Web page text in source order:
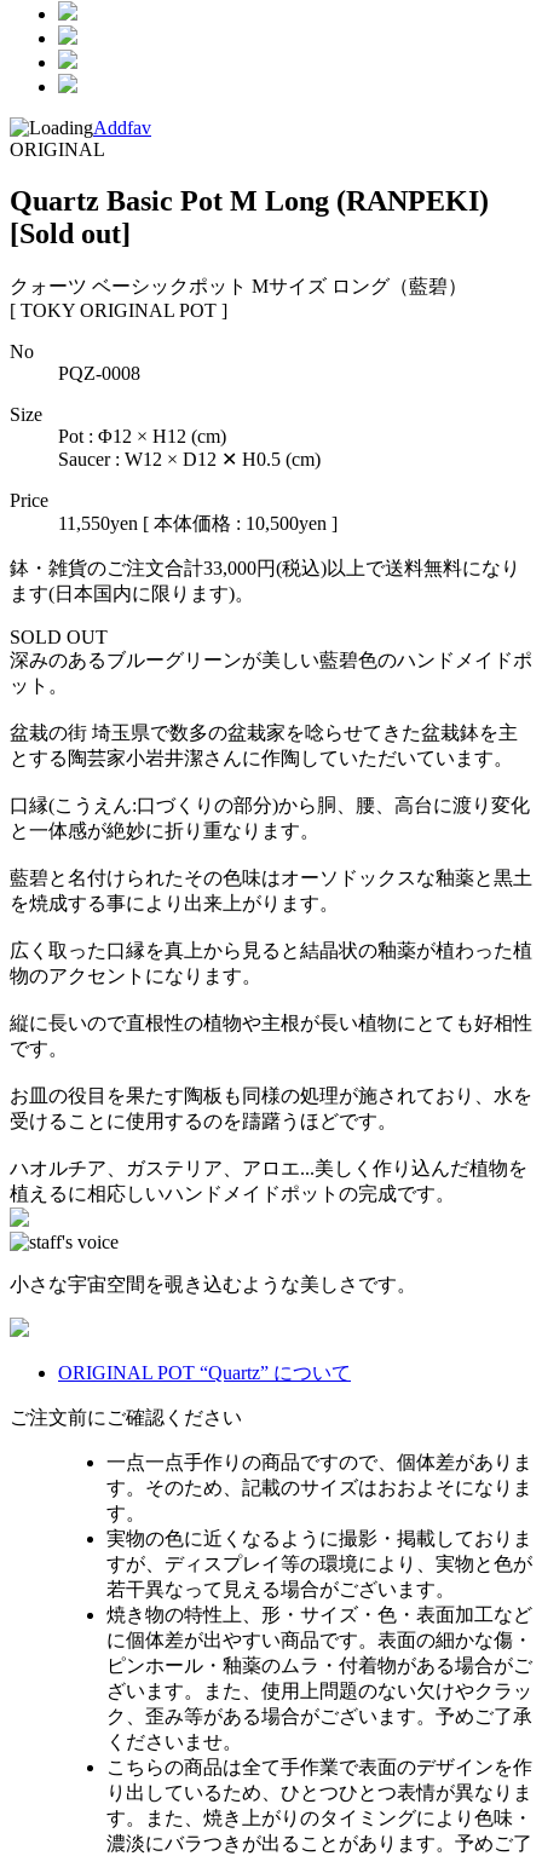
Addfav
ORIGINAL
Quartz Basic Pot M Long (RANPEKI)
[Sold out]
クォーツ ベーシックポット Mサイズ ロング（藍碧）
[ TOKY ORIGINAL POT ]
No
PQZ-0008
Size
Pot : Φ12 × H12 (cm)
Saucer : W12 × D12 ✕ H0.5 (cm)
Price
11,550yen [ 本体価格 : 10,500yen ]
鉢・雑貨のご注文合計33,000円(税込)以上で送料無料になり
ます(日本国内に限ります)。
SOLD OUT
深みのあるブルーグリーンが美しい藍碧色のハンドメイドポ
ット。
盆栽の街 埼玉県で数多の盆栽家を唸らせてきた盆栽鉢を主
とする陶芸家小岩井潔さんに作陶していただいています。
口縁(こうえん:口づくりの部分)から胴、腰、高台に渡り変化
と一体感が絶妙に折り重なります。
藍碧と名付けられたその色味はオーソドックスな釉薬と黒土
を焼成する事により出来上がります。
広く取った口縁を真上から見ると結晶状の釉薬が植わった植
物のアクセントになります。
縦に長いので直根性の植物や主根が長い植物にとても好相性
です。
お皿の役目を果たす陶板も同様の処理が施されており、水を
受けることに使用するのを躊躇うほどです。
ハオルチア、ガステリア、アロエ...美しく作り込んだ植物を
植えるに相応しいハンドメイドポットの完成です。
小さな宇宙空間を覗き込むような美しさです。
ORIGINAL POT “Quartz” について
ご注文前にご確認ください
一点一点手作りの商品ですので、個体差がありま
す。そのため、記載のサイズはおおよそになりま
す。
実物の色に近くなるように撮影・掲載しておりま
すが、ディスプレイ等の環境により、実物と色が
若干異なって見える場合がございます。
焼き物の特性上、形・サイズ・色・表面加工など
に個体差が出やすい商品です。表面の細かな傷・
ピンホール・釉薬のムラ・付着物がある場合がご
ざいます。また、使用上問題のない欠けやクラッ
ク、歪み等がある場合がございます。予めご了承
くださいませ。
こちらの商品は全て手作業で表面のデザインを作
り出しているため、ひとつひとつ表情が異なりま
す。また、焼き上がりのタイミングにより色味・
濃淡にバラつきが出ることがあります。予めご了